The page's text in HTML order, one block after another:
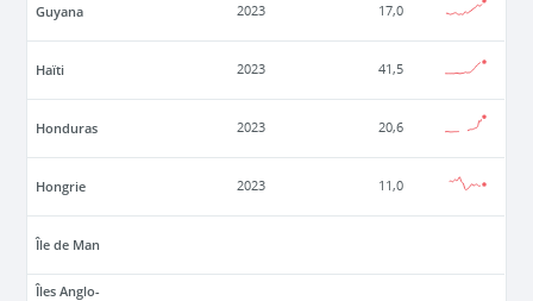
Guyana 2023 17,0
Haïti 2023 41,5
Honduras 2023 20,6
Hongrie 2023 11,0
Île de Man
Îles Anglo-